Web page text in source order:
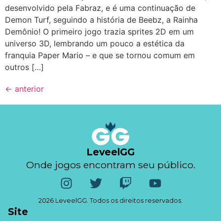
desenvolvido pela Fabraz, e é uma continuação de
Demon Turf, seguindo a história de Beebz, a Rainha
Demônio! O primeiro jogo trazia sprites 2D em um
universo 3D, lembrando um pouco a estética da
franquia Paper Mario – e que se tornou comum em
outros […]
← anterior
LeveelGG
Onde jogos encontram seu público.
2026 LeveelGG. Todos os direitos reservados.
Site